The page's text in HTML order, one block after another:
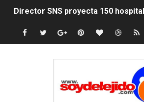
Director SNS proyecta 150
Profesora muere en accidente
Jenny Blanco reafirma su
Lionel Messi y su familia